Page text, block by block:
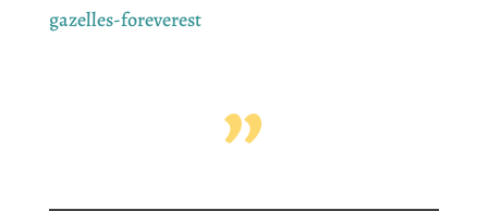
gazelles-foreverest
”